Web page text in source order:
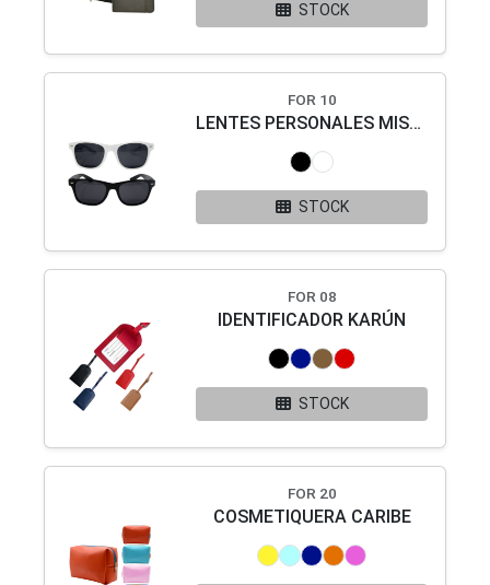
STOCK
FOR 10
LENTES PERSONALES MISURI
STOCK
FOR 08
IDENTIFICADOR KARÚN
STOCK
FOR 20
COSMETIQUERA CARIBE